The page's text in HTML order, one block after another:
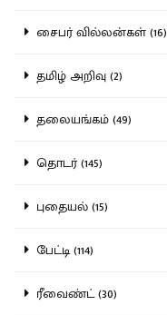
சைபர் வில்லன்கள் (16)
தமிழ் அறிவு (2)
தலையங்கம் (49)
தொடர் (145)
புதையல் (15)
பேட்டி (114)
ரீவைண்ட் (30)